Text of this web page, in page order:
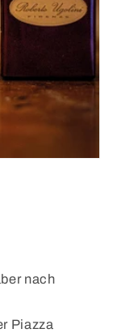
nach
Piazza